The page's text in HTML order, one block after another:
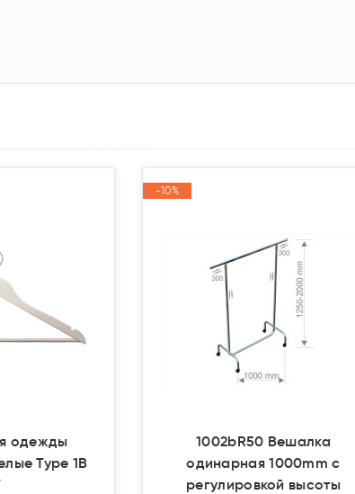
одежды
Type 1В
-10%
-10%
1002bR50 Вешалка
одинарная 1000mm с
регулировкой высоты